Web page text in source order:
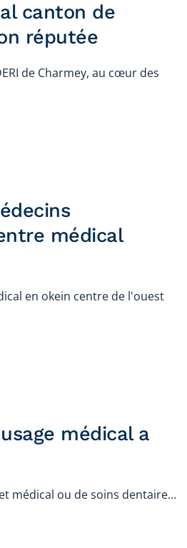
canton de
réputée
de Charmey, au cœur des
médical
en okein centre de l'ouest
médical a
médical ou de soins dentaire…